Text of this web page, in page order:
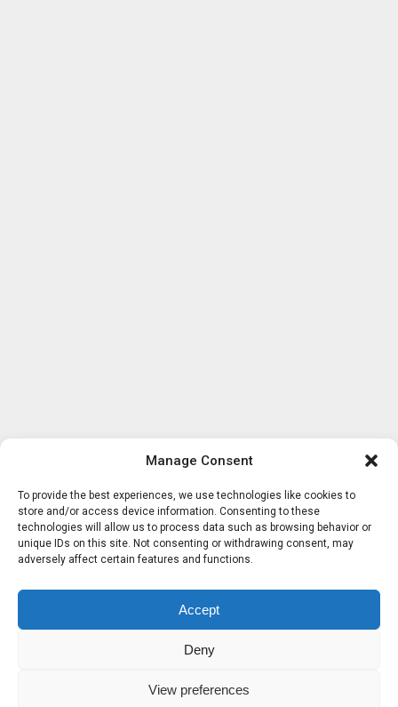
Manage Consent
To provide the best experiences, we use technologies like cookies to
store and/or access device information. Consenting to these
technologies will allow us to process data such as browsing behavior or
unique IDs on this site. Not consenting or withdrawing consent, may
adversely affect certain features and functions.
Accept
Deny
View preferences